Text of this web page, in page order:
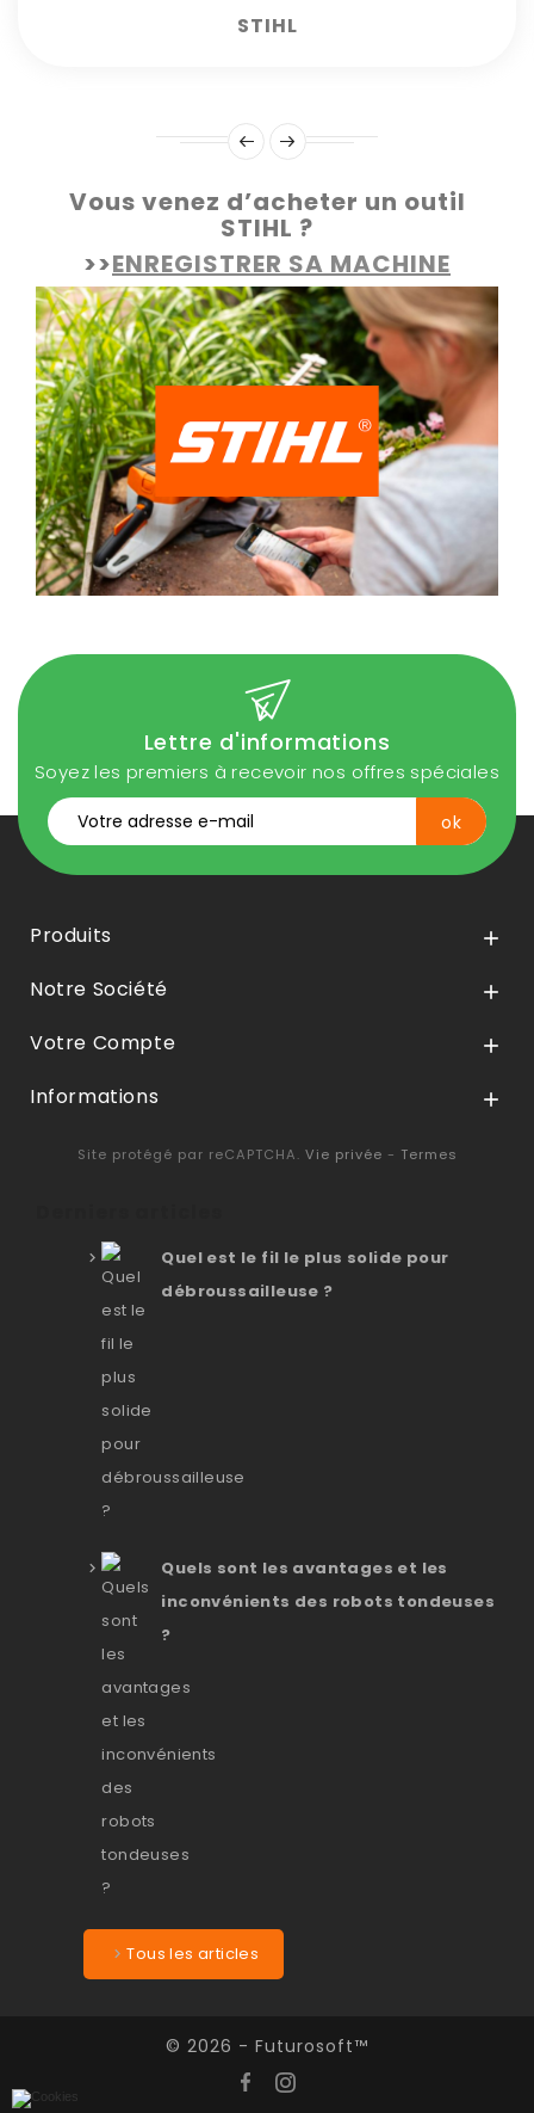
STIHL
Vous venez d’acheter un outil
STIHL ?
>>ENREGISTRER SA MACHINE
Lettre d'informations
Soyez les premiers à recevoir nos offres spéciales
Produits 
Notre Société 
Votre Compte 
Informations 
Site protégé par reCAPTCHA. Vie privée - Termes
Quel est le fil le plus solide pour
débroussailleuse ?
Quels sont les avantages et les
inconvénients des robots tondeuses
?
Tous les articles
© 2026 - Futurosoft™